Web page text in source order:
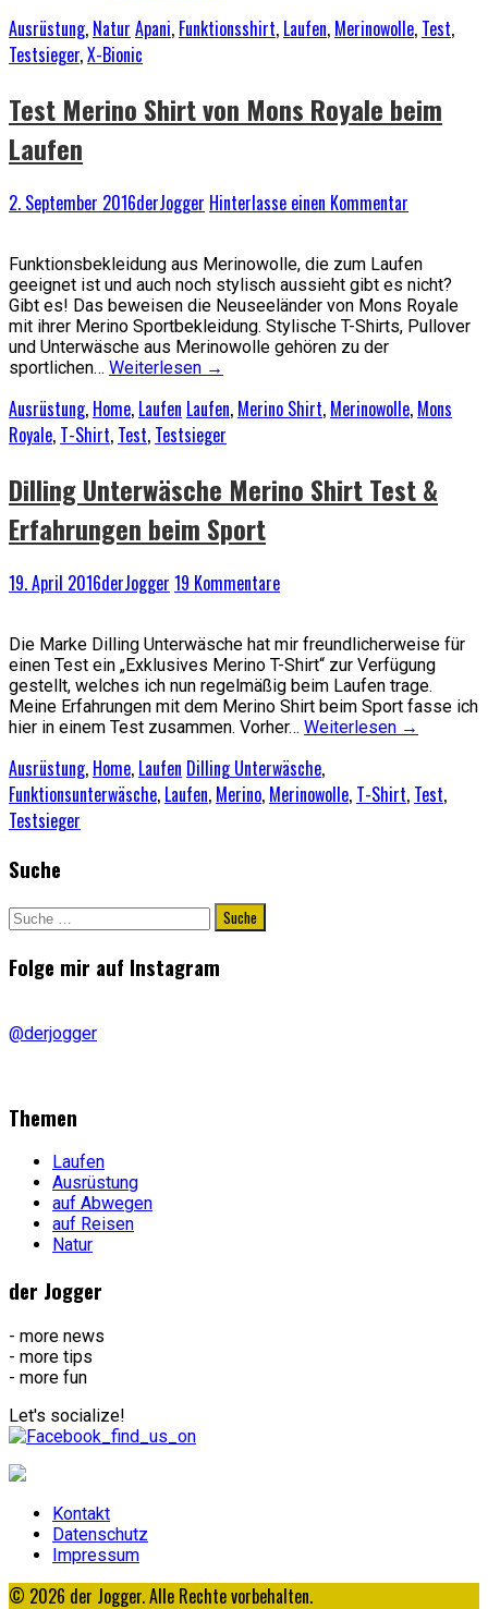
Ausrüstung, Natur Apani, Funktionsshirt, Laufen, Merinowolle, Test,
Testsieger,X-Bionic
Test Merino Shirt von Mons Royale beim
Laufen
2. September 2016derJogger Hinterlasse einen Kommentar
Funktionsbekleidung aus Merinowolle, die zum Laufen
geeignet ist und auch noch stylisch aussieht gibt es nicht?
Gibt es! Das beweisen die Neuseeländer von Mons Royale
mit ihrer Merino Sportbekleidung. Stylische T-Shirts, Pullover
und Unterwäsche aus Merinowolle gehören zu der
sportlichen… Weiterlesen →
Ausrüstung, Home, Laufen Laufen, Merino Shirt, Merinowolle, Mons
Royale, T-Shirt, Test, Testsieger
Dilling Unterwäsche Merino Shirt Test &
Erfahrungen beim Sport
19. April 2016derJogger 19 Kommentare
Die Marke Dilling Unterwäsche hat mir freundlicherweise für
einen Test ein „Exklusives Merino T-Shirt“ zur Verfügung
gestellt, welches ich nun regelmäßig beim Laufen trage.
Meine Erfahrungen mit dem Merino Shirt beim Sport fasse ich
hier in einem Test zusammen. Vorher… Weiterlesen →
Ausrüstung, Home, Laufen Dilling Unterwäsche,
Funktionsunterwäsche, Laufen, Merino, Merinowolle, T-Shirt, Test,
Testsieger
Suche
Suche
nach:
Folge mir auf Instagram
@derjogger
Themen
Laufen
Ausrüstung
auf Abwegen
auf Reisen
Natur
der Jogger
- more news
- more tips
- more fun
Let's socialize!
Kontakt
Datenschutz
Impressum
© 2026 der Jogger. Alle Rechte vorbehalten.